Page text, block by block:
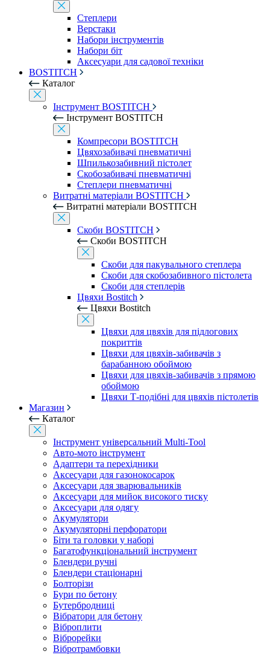
Степлери
Верстаки
Набори інструментів
Набори біт
Аксесуари для садової техніки
BOSTITCH
Каталог
Інструмент BOSTITCH
Інструмент BOSTITCH
Компресори BOSTITCH
Цвяхозабивачі пневматичні
Шпилькозабивний пістолет
Скобозабивачі пневматичні
Степлери пневматичні
Витратні матеріали BOSTITCH
Витратні матеріали BOSTITCH
Скоби BOSTITCH
Скоби BOSTITCH
Скоби для пакувального степлера
Скоби для скобозабивного пістолета
Скоби для степлерів
Цвяхи Bostitch
Цвяхи Bostitch
Цвяхи для цвяхів для підлогових
покриттів
Цвяхи для цвяхів-забивачів з
барабанною обоймою
Цвяхи для цвяхів-забивачів з прямою
обоймою
Цвяхи Т-подібні для цвяхів пістолетів
Магазин
Каталог
Інструмент універсальний Multi-Tool
Авто-мото інструмент
Адаптери та перехідники
Аксесуари для газонокосарок
Аксесуари для зварювальників
Аксесуари для мийок високого тиску
Аксесуари для одягу
Акумулятори
Акумуляторні перфоратори
Біти та головки у наборі
Багатофункціональний інструмент
Блендери ручні
Блендери стаціонарні
Болторізи
Бури по бетону
Бутербродниці
Вібратори для бетону
Віброплити
Віброрейки
Вібротрамбовки